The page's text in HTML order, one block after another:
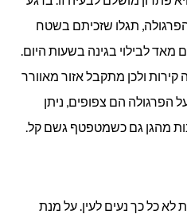
תגלו שזכיתם בשטח
לבילוי בגינה בשעות היום.
קירות ולכן מתקבל אזור מאוורר
הפרגולה הם צפופים, ניתן
מהגן גם כשמטפטף גשם קל.
לא כל כך נעים לעין. על מנת